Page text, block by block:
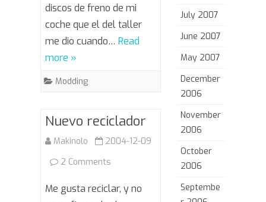
discos de freno de mi
coche que el del taller
me dio cuando… Read
more »
Modding
Nuevo reciclador
Makinolo
2004-12-09
2 Comments
Me gusta reciclar, y no
July 2007
June 2007
May 2007
December
2006
November
2006
October
2006
Septembe